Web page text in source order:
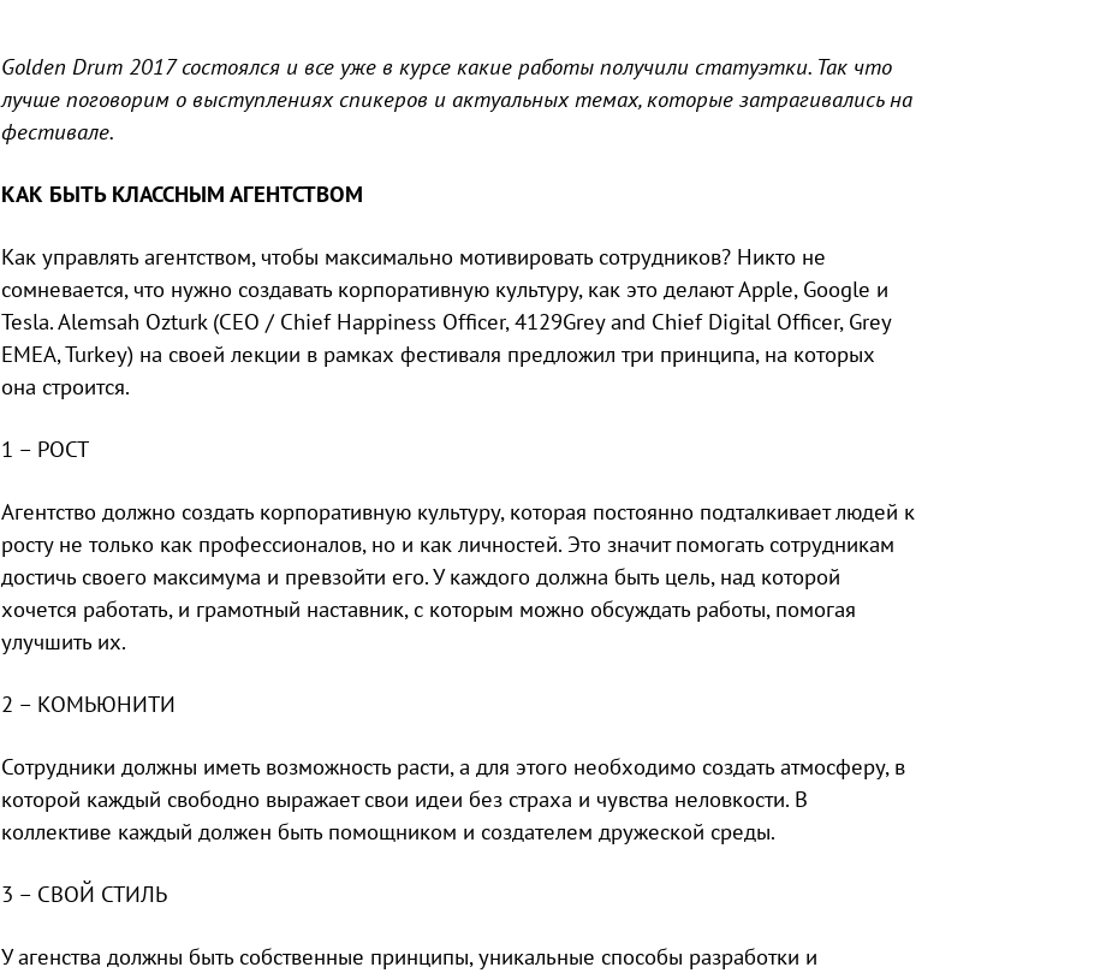
Golden Drum 2017 состоялся и все уже в курсе какие работы получили статуэтки. Так что
лучше поговорим о выступлениях спикеров и актуальных темах, которые затрагивались на
фестивале.
КАК БЫТЬ КЛАССНЫМ АГЕНТСТВОМ
Как управлять агентством, чтобы максимально мотивировать сотрудников? Никто не
сомневается, что нужно создавать корпоративную культуру, как это делают Apple, Google и
Tesla. Alemsah Ozturk (CEO / Chief Happiness Officer, 4129Grey and Chief Digital Officer, Grey
EMEA, Turkey) на своей лекции в рамках фестиваля предложил три принципа, на которых
она строится.
1 – РОСТ
Агентство должно создать корпоративную культуру, которая постоянно подталкивает людей к
росту не только как профессионалов, но и как личностей. Это значит помогать сотрудникам
достичь своего максимума и превзойти его. У каждого должна быть цель, над которой
хочется работать, и грамотный наставник, с которым можно обсуждать работы, помогая
улучшить их.
2 – КОМЬЮНИТИ
Сотрудники должны иметь возможность расти, а для этого необходимо создать атмосферу, в
которой каждый свободно выражает свои идеи без страха и чувства неловкости. В
коллективе каждый должен быть помощником и создателем дружеской среды.
3 – СВОЙ СТИЛЬ
У агенства должны быть собственные принципы, уникальные способы разработки и